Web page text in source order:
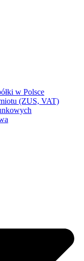
w Polsce
(ZUS, VAT)